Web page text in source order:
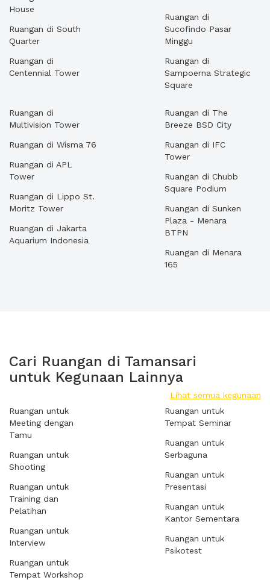
House
Ruangan di South
Quarter
Ruangan di
Centennial Tower
Ruangan di
Sucofindo Pasar
Minggu
Ruangan di
Sampoerna Strategic
Square
Ruangan di
Multivision Tower
Ruangan di Wisma 76
Ruangan di APL
Tower
Ruangan di Lippo St.
Moritz Tower
Ruangan di Jakarta
Aquarium Indonesia
Ruangan di The
Breeze BSD City
Ruangan di IFC
Tower
Ruangan di Chubb
Square Podium
Ruangan di Sunken
Plaza - Menara
BTPN
Ruangan di Menara
165
Cari Ruangan di Tamansari
untuk Kegunaan Lainnya
Lihat semua kegunaan
Ruangan untuk
Meeting dengan
Tamu
Ruangan untuk
Shooting
Ruangan untuk
Training dan
Pelatihan
Ruangan untuk
Interview
Ruangan untuk
Tempat Workshop
Ruangan untuk
Tempat Seminar
Ruangan untuk
Serbaguna
Ruangan untuk
Presentasi
Ruangan untuk
Kantor Sementara
Ruangan untuk
Psikotest